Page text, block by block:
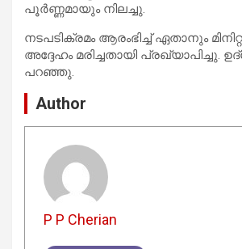
പൂർണ്ണമായും നിലച്ചു.
നടപടിക്രമം ആരംഭിച്ച് ഏതാനും
അദ്ദേഹം മരിച്ചതായി പ്രഖ്യാപിച്ചു.
പറഞ്ഞു.
Author
P P Cherian